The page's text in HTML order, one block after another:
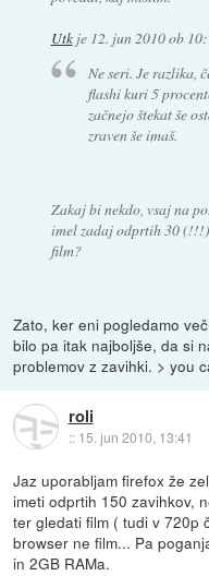
Utkje 12. jun 2010 ob
Ne seri. Je razlika,
flashi kuri 5
začnejo štekat še
zraven še imaš.
Zakaj bi nekdo, vsaj na
imel zadaj odprtih 30 (!!!)
film?
Zato, ker eni pogledamo
bilo pa itak najboljše, da si
problemov z zavihki. > you
roli
:: 15. jun 2010, 13:41
Jaz uporabljam firefox že
imeti odprtih 150 zavihkov,
ter gledati film ( tudi v 720p
browser ne film... Pa
in 2GB RAMa.